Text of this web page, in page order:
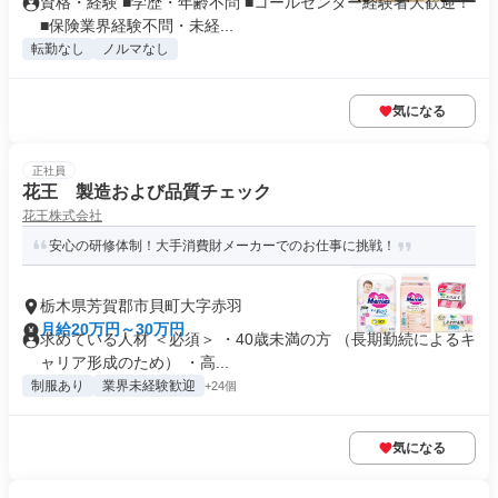
■保険業界経験不問・未経...
転勤なし ノルマなし
気になる
正社員
花王 製造および品質チェック
花王株式会社
安心の研修体制！大手消費財メーカーでのお仕事に挑戦！
栃木県芳賀郡市貝町大字赤羽
月給20万円～30万円
求めている人材 ＜必須＞ ・40歳未満の方 （長期勤続によるキ
ャリア形成のため） ・⾼...
制服あり 業界未経験歓迎 +24個
気になる